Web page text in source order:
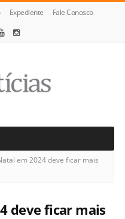
Expediente Fale Conosco
em 2024 deve ficar mais
deve ficar mais